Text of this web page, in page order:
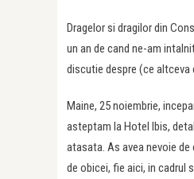
Dragelor si dragilor din
un an de cand ne-am
discutie despre (ce altceva
Maine, 25 noiembrie,
asteptam la Hotel Ibis,
atasata. As avea nevoie
de obicei, fie aici, in cadrul